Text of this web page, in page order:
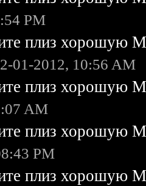
PM
плиз хорошую
01-2012, 10:56 AM
плиз хорошую
AM
плиз хорошую
PM
плиз хорошую